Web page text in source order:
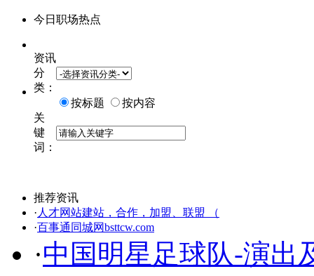
今日职场热点
资讯
分
类：
按标题
按内容
关
键
词：
推荐资讯
· 人才网站建站，合作，加盟、联盟 （
·百事通同城网bsttcw.com
·中国明星足球队-演出